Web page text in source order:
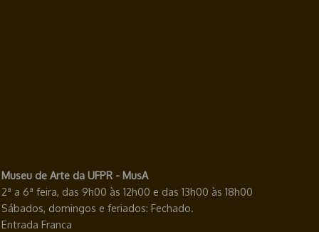
Museu de Arte da UFPR - MusA
2ª a 6ª feira, das 9h00 às 12h00 e das 13h00 às 18h00
Sábados, domingos e feriados: Fechado.
Entrada Franca